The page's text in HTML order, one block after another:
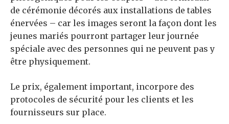
de cérémonie décorés aux installations de tables
énervées – car les images seront la façon dont les
jeunes mariés pourront partager leur journée
spéciale avec des personnes qui ne peuvent pas y
être physiquement.
Le prix, également important, incorpore des
protocoles de sécurité pour les clients et les
fournisseurs sur place.